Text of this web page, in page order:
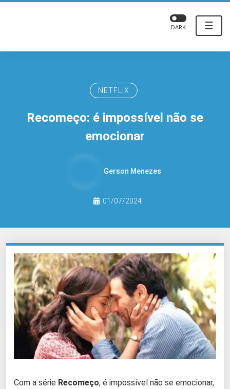
☰
DARK
NETFLIX
Recomeço: é impossível não se
emocionar
Gerson Menezes
01/07/2024
Com a série Recomeço, é impossível não se emocionar,